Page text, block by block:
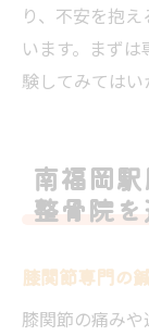
り、不安を抱
います。まず
験してみてはい
南福岡
整骨院
膝関節専門の
膝関節の痛み